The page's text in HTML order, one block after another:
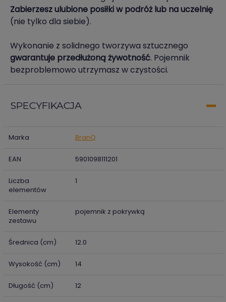
Zabierzesz ulubione posiłki w podróż lub na uczelnię
(nie tylko dla siebie).
Wykonanie z solidnego tworzywa sztucznego
gwarantuje przedłużoną żywotność. Pojemnik
bezproblemowo utrzymasz w czystości.
SPECYFIKACJA
Marka BranQ
EAN 5901098111201
Liczba
elementów
1
Elementy
zestawu
pojemnik z pokrywką
Średnica (cm) 12.0
Wysokość (cm) 14
Długość (cm) 12